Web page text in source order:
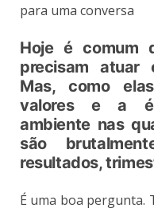
para uma conversa
Hoje é comum
precisam atuar
Mas, como
valores e a
ambiente nas
são
resultados,
É uma boa pergunta.